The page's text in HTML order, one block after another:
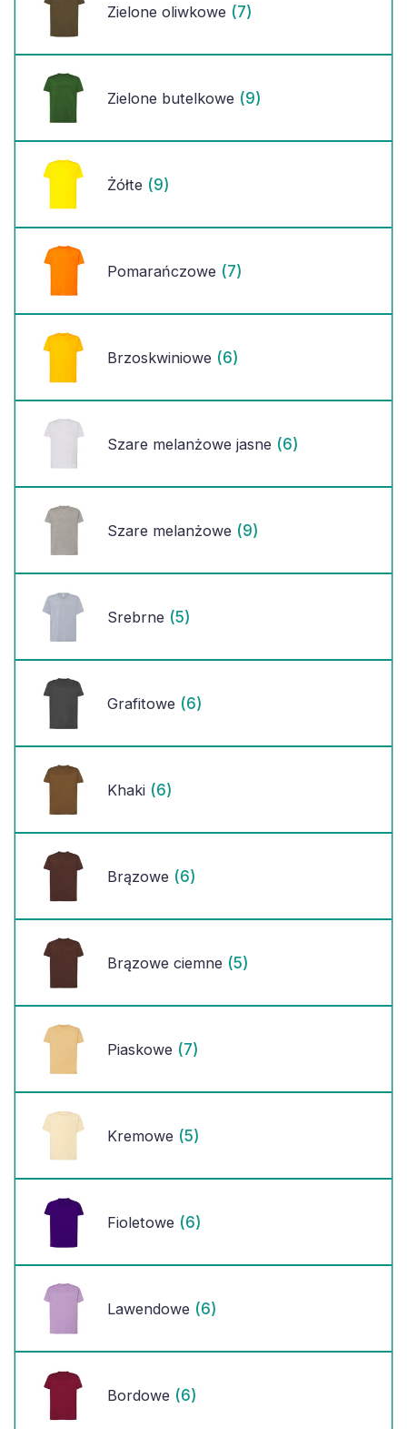
Zielone oliwkowe (7)
Zielone butelkowe (9)
Żółte (9)
Pomarańczowe (7)
Brzoskwiniowe (6)
Szare melanżowe jasne (6)
Szare melanżowe (9)
Srebrne (5)
Grafitowe (6)
Khaki (6)
Brązowe (6)
Brązowe ciemne (5)
Piaskowe (7)
Kremowe (5)
Fioletowe (6)
Lawendowe (6)
Bordowe (6)